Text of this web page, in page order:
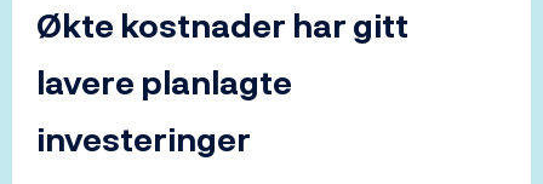
Økte kostnader har gitt
lavere planlagte
investeringer